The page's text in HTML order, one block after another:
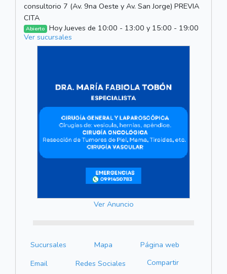
consultorio 7 (Av. 9na Oeste y Av. San Jorge) PREVIA
CITA
Abierto Hoy Jueves de 10:00 - 13:00 y 15:00 - 19:00
Ver sucursales
Ver Anuncio
Sucursales Mapa
Página web
Email
Redes Sociales Compartir